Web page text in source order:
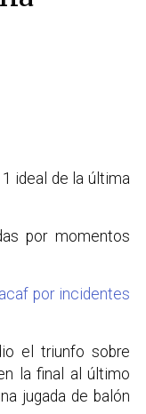
ideal de la última
por momentos
por incidentes
el triunfo sobre
la final al último
jugada de balón